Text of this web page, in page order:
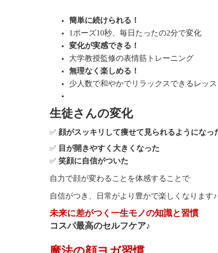
簡単に続けられる！
1ポーズ10秒、毎日たったの2分で変化
変化が実感できる！
大学教授監修の表情筋トレーニング
無理なく楽しめる！
少人数で和やかでリラックスできるレッ
生徒さんの変化
✅ 顔がスッキリして痩せて見られるようになっ
✅ 目が開きやすく大きくなった
✅ 笑顔に自信がついた
自力で顔が変わることを体感することで
自信がつき、 日常がより豊かで楽しくなります♪
未来に差がつく 一生モノの知識と習慣
コスパ最高のセルフケア♪